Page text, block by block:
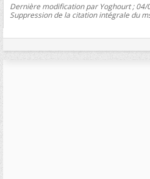
Dernière modification par Yoghourt ; 04/
Suppression de la citation intégrale du